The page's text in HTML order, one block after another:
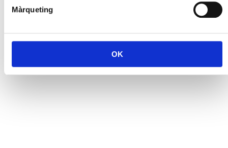
Màrqueting
OK